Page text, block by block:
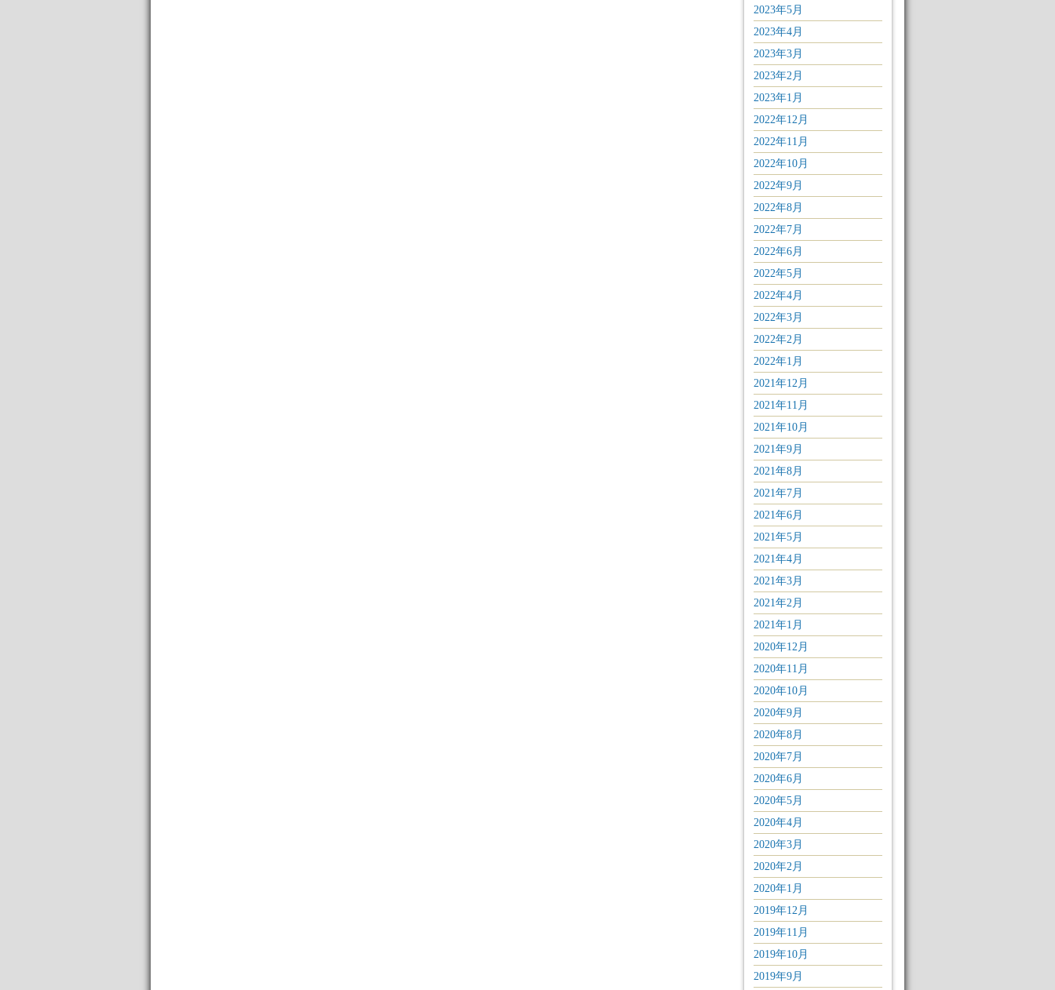
2023年5月
2023年4月
2023年3月
2023年2月
2023年1月
2022年12月
2022年11月
2022年10月
2022年9月
2022年8月
2022年7月
2022年6月
2022年5月
2022年4月
2022年3月
2022年2月
2022年1月
2021年12月
2021年11月
2021年10月
2021年9月
2021年8月
2021年7月
2021年6月
2021年5月
2021年4月
2021年3月
2021年2月
2021年1月
2020年12月
2020年11月
2020年10月
2020年9月
2020年8月
2020年7月
2020年6月
2020年5月
2020年4月
2020年3月
2020年2月
2020年1月
2019年12月
2019年11月
2019年10月
2019年9月